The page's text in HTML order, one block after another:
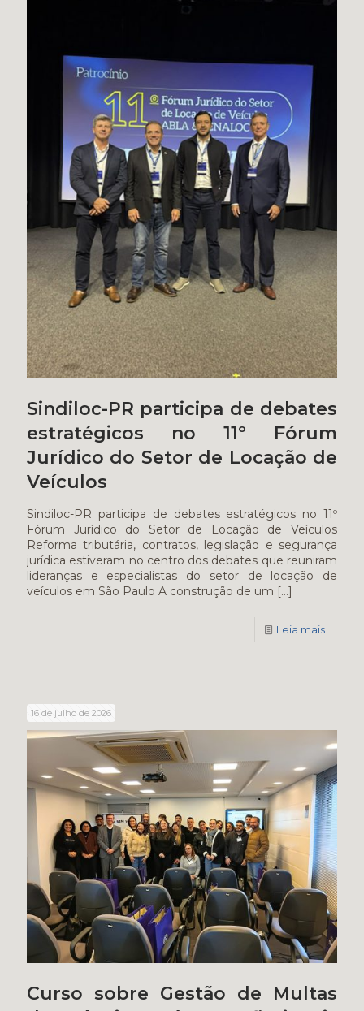
Sindiloc-PR participa de debates
estratégicos no 11º Fórum
Jurídico do Setor de Locação de
Veículos
Sindiloc-PR participa de debates estratégicos no 11º
Fórum Jurídico do Setor de Locação de Veículos
Reforma tributária, contratos, legislação e segurança
jurídica estiveram no centro dos debates que reuniram
lideranças e especialistas do setor de locação de
veículos em São Paulo A construção de um […]
Leia mais
16 de julho de 2026
Curso sobre Gestão de Multas